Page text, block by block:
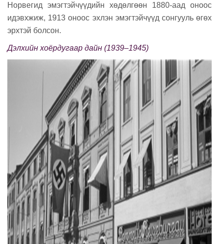
Норвегид эмэгтэйчүүдийн хөдөлгөөн 1880-аад оноос
идэвхжиж, 1913 оноос эхлэн эмэгтэйчүүд сонгууль өгөх
эрхтэй болсон.
Дэлхийн хоёрдугаар дайн (1939–1945)